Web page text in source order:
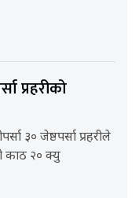
प्रहरीको
३० जेष्ठपर्सा प्रहरीले
काठ २० क्यु